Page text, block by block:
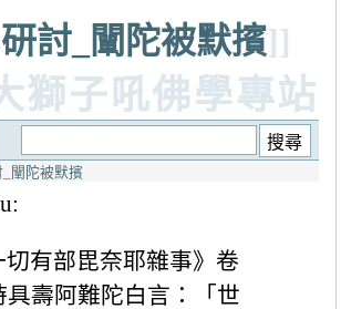
討_闡陀被默擯]]
獅子吼佛學專站
_闡陀被默擯
切有部毘奈耶雜事》卷
具壽阿難陀白言：「世